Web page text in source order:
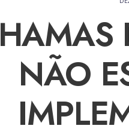
HAMAS
NÃO